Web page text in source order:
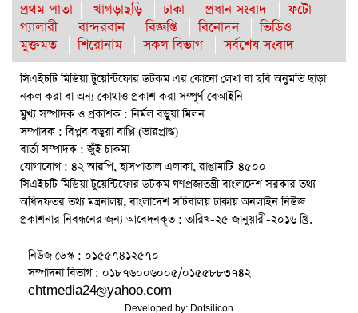
প্রথম পাতা খাগড়াছড়ি ঢাকা প্রধান সংবাদ
ফটো
গ্যালারী
বান্দরবান বিজ্ঞপ্তি বিনোদন
ভিডিও
মুক্তমত
শিরোনাম সকল বিভাগ সর্বশেষ সংবাদ
সিএইচটি মিডিয়া টুয়েন্টিফোর ডটকম এর কোনো লেখা বা ছবি অনুমতি ছাড়া
নকল করা বা অন্য কোথাও প্রকাশ করা সম্পূর্ণ বেআইনি
মুখ্য সম্পাদক ও প্রকাশক : নির্মল বড়ুয়া মিলন
সম্পাদক : বিপ্লব বড়ুয়া বাপ্পি (ভারপ্রাপ্ত)
বার্তা সম্পাদক : জুঁই চাকমা
যোগাযোগ : ৪২ আরপি, হাসপাতাল এলাকা, রাঙামাটি-৪৫০০
সিএইচটি মিডিয়া টুয়েন্টিফোর ডটকম গণপ্রজাতন্ত্রী বাংলাদেশ সরকার তথ্য
অধিদফতর তথ্য মন্ত্রনালয়, বাংলাদেশ সচিবালয় ঢাকায় অনলাইন নিউজ
প্রকাশনার নিবন্ধনের জন্য আবেদনকৃত : তারিখ-২৫ জানুয়ারী-২০১৬ খ্রি.
নিউজ ডেস্ক : ০১৫৫৭৪১২৫৭০
সম্পাদনা বিভাগ : ০১৮৭৬০০৬০০৫/০১৫৫৮৮৩৭৪২
chtmedia24@yahoo.com
Developed by: Dotsilicon